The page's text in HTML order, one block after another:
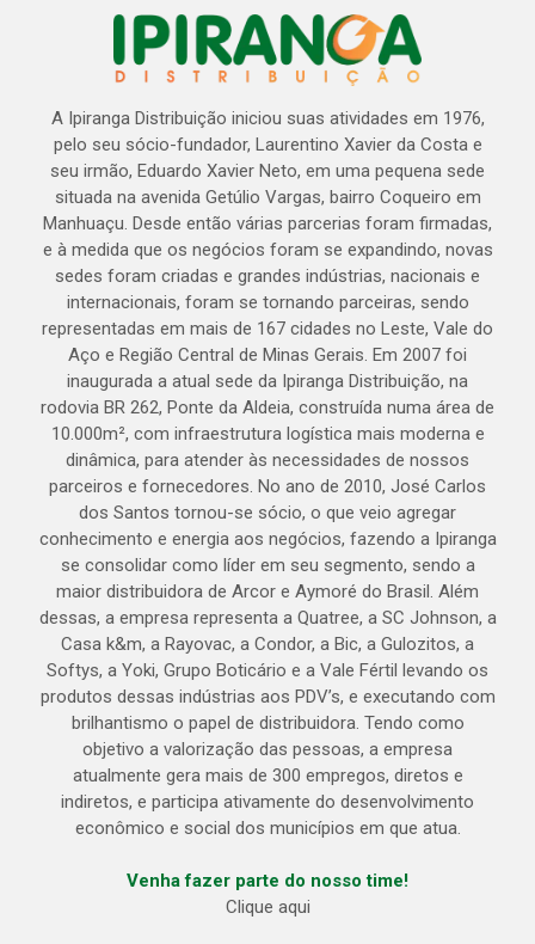
A Ipiranga Distribuição iniciou suas atividades em 1976,
pelo seu sócio-fundador, Laurentino Xavier da Costa e
seu irmão, Eduardo Xavier Neto, em uma pequena sede
situada na avenida Getúlio Vargas, bairro Coqueiro em
Manhuaçu. Desde então várias parcerias foram firmadas,
e à medida que os negócios foram se expandindo, novas
sedes foram criadas e grandes indústrias, nacionais e
internacionais, foram se tornando parceiras, sendo
representadas em mais de 167 cidades no Leste, Vale do
Aço e Região Central de Minas Gerais. Em 2007 foi
inaugurada a atual sede da Ipiranga Distribuição, na
rodovia BR 262, Ponte da Aldeia, construída numa área de
10.000m², com infraestrutura logística mais moderna e
dinâmica, para atender às necessidades de nossos
parceiros e fornecedores. No ano de 2010, José Carlos
dos Santos tornou-se sócio, o que veio agregar
conhecimento e energia aos negócios, fazendo a Ipiranga
se consolidar como líder em seu segmento, sendo a
maior distribuidora de Arcor e Aymoré do Brasil. Além
dessas, a empresa representa a Quatree, a SC Johnson, a
Casa k&m, a Rayovac, a Condor, a Bic, a Gulozitos, a
Softys, a Yoki, Grupo Boticário e a Vale Fértil levando os
produtos dessas indústrias aos PDV’s, e executando com
brilhantismo o papel de distribuidora. Tendo como
objetivo a valorização das pessoas, a empresa
atualmente gera mais de 300 empregos, diretos e
indiretos, e participa ativamente do desenvolvimento
econômico e social dos municípios em que atua.
Venha fazer parte do nosso time!
Clique aqui